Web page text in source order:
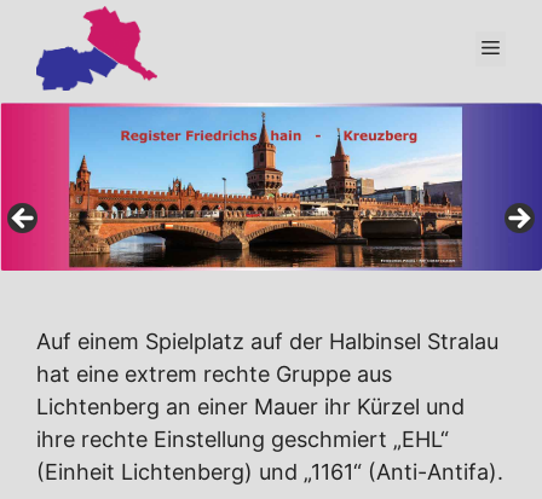
Inhalt
springen
Auf einem Spielplatz auf der Halbinsel Stralau
hat eine extrem rechte Gruppe aus
Lichtenberg an einer Mauer ihr Kürzel und
ihre rechte Einstellung geschmiert „EHL“
(Einheit Lichtenberg) und „1161“ (Anti-Antifa).